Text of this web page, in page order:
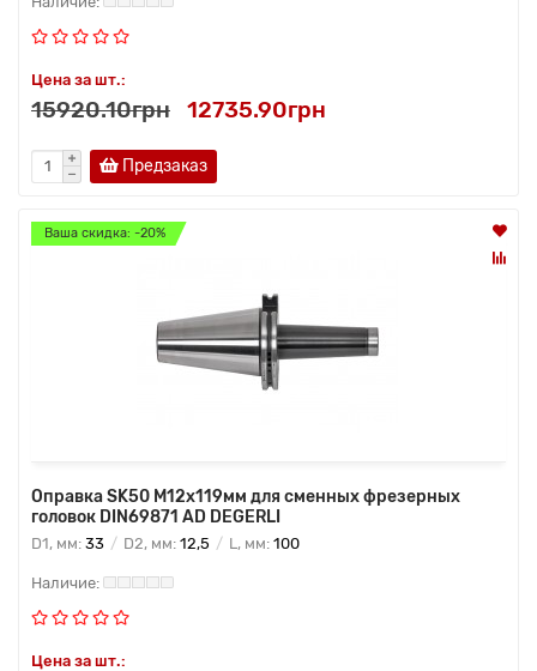
Цена за шт.:
15920.10грн 12735.90грн
Предзаказ
Ваша скидка: -20%
Оправка SK50 M12x119мм для сменных фрезерных
головок DIN69871 AD DEGERLI
D1, мм: 33 D2, мм: 12,5 L, мм: 100
Цена за шт.: